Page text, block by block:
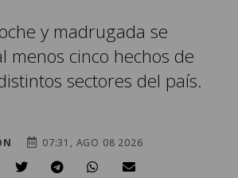
y madrugada se
menos cinco hechos de
sectores del país.
07:31, AGO 08 2026